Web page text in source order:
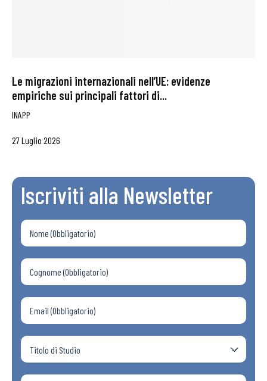
Le migrazioni internazionali nell’UE: evidenze
empiriche sui principali fattori di...
INAPP
27 Luglio 2026
Iscriviti alla Newsletter